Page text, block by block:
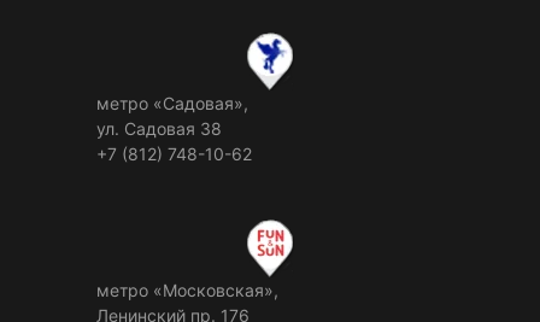
метро «Садовая»,
ул. Садовая 38
+7 (812) 748-10-62
метро «Московская»,
Ленинский пр. 176